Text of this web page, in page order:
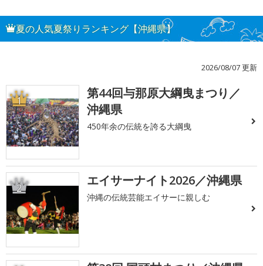
夏の人気夏祭りランキング【沖縄県】
2026/08/07 更新
1
第44回与那原大綱曳まつり／
沖縄県
450年余の伝統を誇る大綱曳
2 エイサーナイト2026／沖縄県
沖縄の伝統芸能エイサーに親しむ